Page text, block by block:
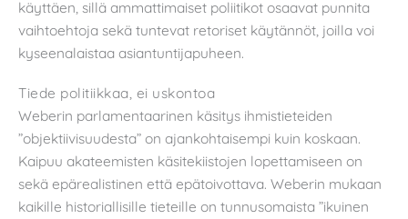
käyttäen, sillä ammattimaiset poliitikot osaavat punnita
vaihtoehtoja sekä tuntevat retoriset käytännöt, joilla voi
kyseenalaistaa asiantuntijapuheen.
Tiede politiikkaa, ei uskontoa
Weberin parlamentaarinen käsitys ihmistieteiden
”objektiivisuudesta” on ajankohtaisempi kuin koskaan.
Kaipuu akateemisten käsitekiistojen lopettamiseen on
sekä epärealistinen että epätoivottava. Weberin mukaan
kaikille historiallisille tieteille on tunnusomaista ”ikuinen